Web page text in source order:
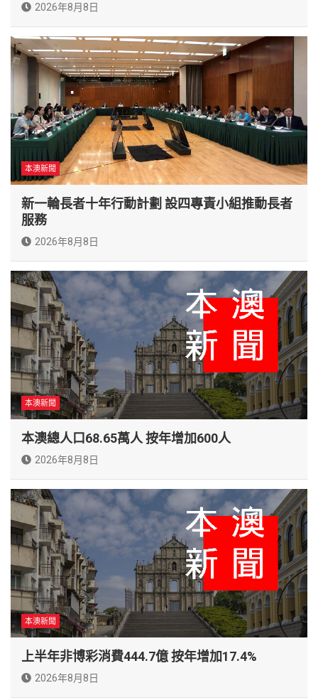
2026年8月8日
本澳新聞
新一輪長者十年行動計劃 設四專責小組推動長者
服務
2026年8月8日
本澳新聞
本澳總人口68.65萬人 按年增加600人
2026年8月8日
本澳新聞
上半年非博彩消費444.7億 按年增加17.4%
2026年8月8日